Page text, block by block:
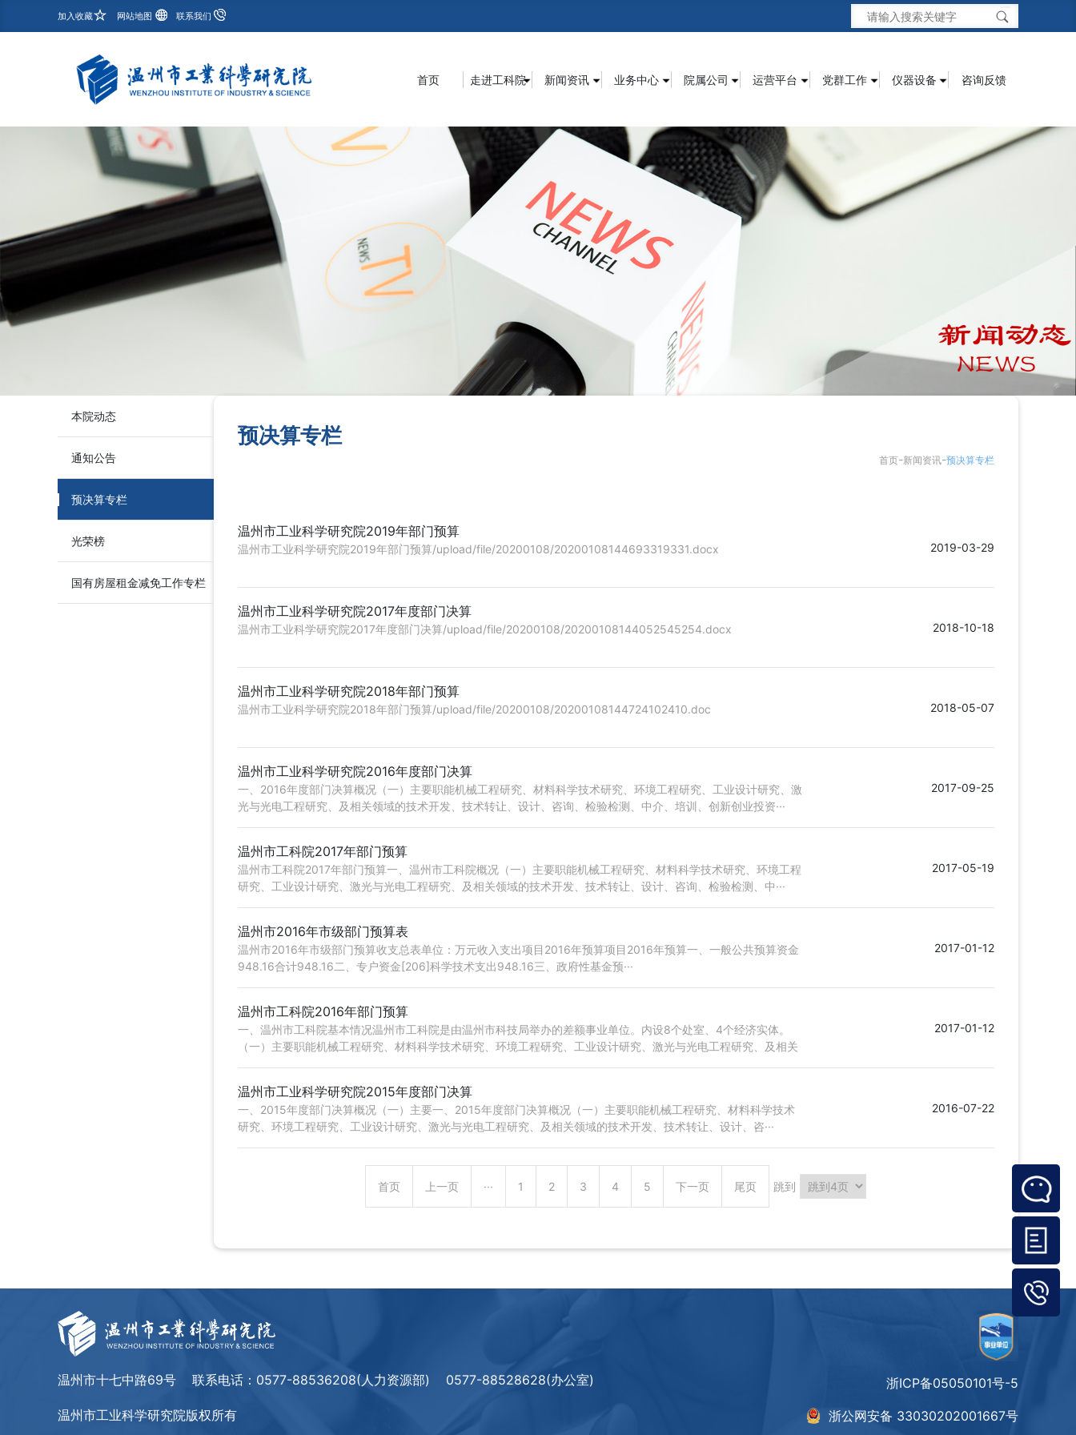
加入收藏 网站地图 联系我们
首页 走进工科院 新闻资讯 业务中心 院属公司 运营平台 党群工作 仪器设备 咨询反馈
本院动态
通知公告
预决算专栏
光荣榜
国有房屋租金减免工作专栏
预决算专栏
首页-新闻资讯-预决算专栏
温州市工业科学研究院2019年部门预算
温州市工业科学研究院2019年部门预算/upload/file/20200108/20200108144693319331.docx 2019-03-29
温州市工业科学研究院2017年度部门决算
温州市工业科学研究院2017年度部门决算/upload/file/20200108/20200108144052545254.docx 2018-10-18
温州市工业科学研究院2018年部门预算
温州市工业科学研究院2018年部门预算/upload/file/20200108/20200108144724102410.doc 2018-05-07
温州市工业科学研究院2016年度部门决算
一、2016年度部门决算概况（一）主要职能机械工程研究、材料科学技术研究、环境工程研究、工业设计研究、激
光与光电工程研究、及相关领域的技术开发、技术转让、设计、咨询、检验检测、中介、培训、创新创业投资···
2017-09-25
温州市工科院2017年部门预算
温州市工科院2017年部门预算一、温州市工科院概况（一）主要职能机械工程研究、材料科学技术研究、环境工程
研究、工业设计研究、激光与光电工程研究、及相关领域的技术开发、技术转让、设计、咨询、检验检测、中···
2017-05-19
温州市2016年市级部门预算表
温州市2016年市级部门预算收支总表单位：万元收入支出项目2016年预算项目2016年预算一、一般公共预算资金
948.16合计948.16二、专户资金[206]科学技术支出948.16三、政府性基金预···
2017-01-12
温州市工科院2016年部门预算
一、温州市工科院基本情况温州市工科院是由温州市科技局举办的差额事业单位。内设8个处室、4个经济实体。
（一）主要职能机械工程研究、材料科学技术研究、环境工程研究、工业设计研究、激光与光电工程研究、及相关
2017-01-12
温州市工业科学研究院2015年度部门决算
一、2015年度部门决算概况（一）主要一、2015年度部门决算概况（一）主要职能机械工程研究、材料科学技术
研究、环境工程研究、工业设计研究、激光与光电工程研究、及相关领域的技术开发、技术转让、设计、咨···
2016-07-22
首页 上一页 ··· 1 2 3 4 5 下一页 尾页 跳到
温州市十七中路69号 联系电话： 0577-88536208(人力资源部) 0577-88528628(办公室)
温州市工业科学研究院版权所有
浙ICP备05050101号-5
浙公网安备 33030202001667号